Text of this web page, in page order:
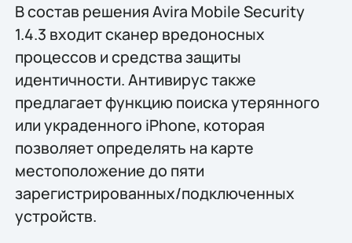
В состав решения Avira Mobile Security
1.4.3 входит сканер вредоносных
процессов и средства защиты
идентичности. Антивирус также
предлагает функцию поиска утерянного
или украденного iPhone, которая
позволяет определять на карте
местоположение до пяти
зарегистрированных/подключенных
устройств.